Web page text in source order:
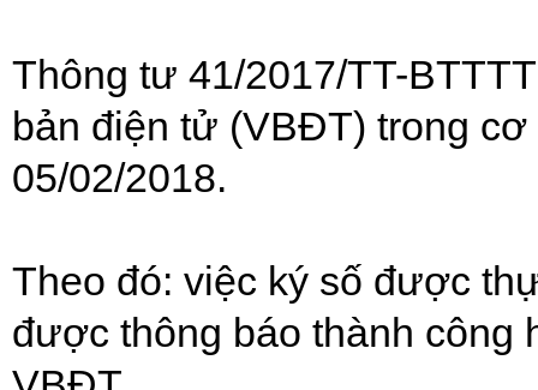
Thông tư 41/2017/TT-
bản điện tử (VBĐT) trong
05/02/2018.
Theo đó: việc ký số được
được thông báo thành công